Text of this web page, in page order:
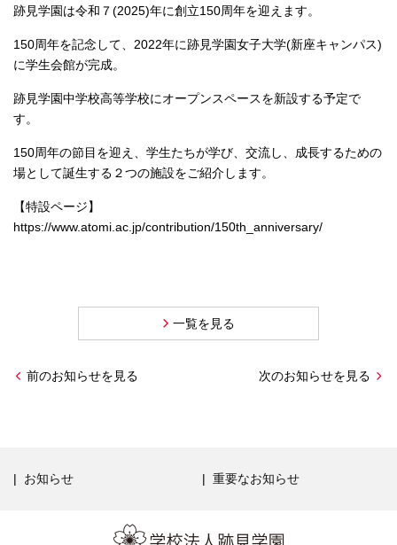
跡見学園は令和７(2025)年に創立150周年を迎えます。
150周年を記念して、2022年に跡見学園女子大学(新座キャンパス)
に学生会館が完成。
跡見学園中学校高等学校にオープンスペースを新設する予定で
す。
150周年の節目を迎え、学生たちが学び、交流し、成長するための
場として誕生する２つの施設をご紹介します。
【特設ページ】
https://www.atomi.ac.jp/contribution/150th_anniversary/
一覧を見る
前のお知らせを見る 次のお知らせを見る
お知らせ 重要なお知らせ